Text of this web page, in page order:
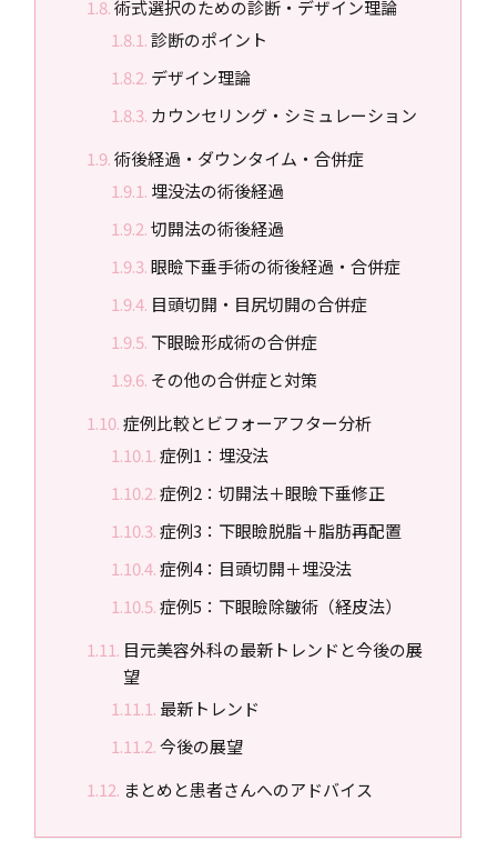
術式選択のための診断・デザイン理論
診断のポイント
デザイン理論
カウンセリング・シミュレーション
術後経過・ダウンタイム・合併症
埋没法の術後経過
切開法の術後経過
眼瞼下垂手術の術後経過・合併症
目頭切開・目尻切開の合併症
下眼瞼形成術の合併症
その他の合併症と対策
症例比較とビフォーアフター分析
症例1：埋没法
症例2：切開法＋眼瞼下垂修正
症例3：下眼瞼脱脂＋脂肪再配置
症例4：目頭切開＋埋没法
症例5：下眼瞼除皺術（経皮法）
目元美容外科の最新トレンドと今後の展
望
最新トレンド
今後の展望
まとめと患者さんへのアドバイス